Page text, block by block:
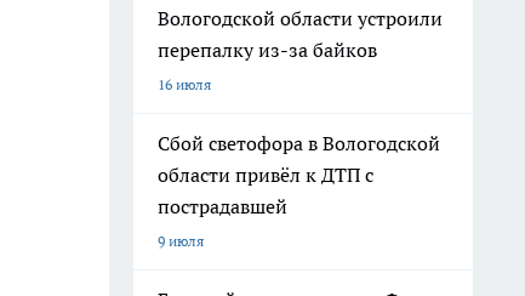
Вологодской области устроили
перепалку из-за байков
16 июля
Сбой светофора в Вологодской
области привёл к ДТП с
пострадавшей
9 июля